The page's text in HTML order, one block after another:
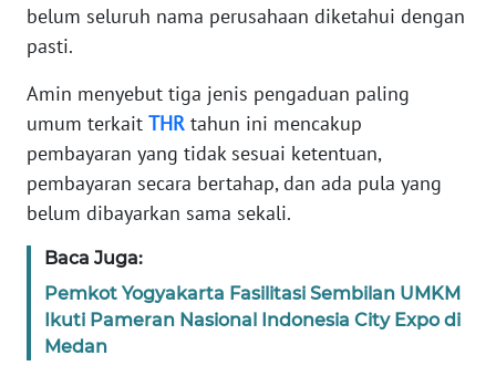
belum seluruh nama perusahaan diketahui dengan
pasti.
Amin menyebut tiga jenis pengaduan paling
umum terkait THR tahun ini mencakup
pembayaran yang tidak sesuai ketentuan,
pembayaran secara bertahap, dan ada pula yang
belum dibayarkan sama sekali.
Baca Juga:
Pemkot Yogyakarta Fasilitasi Sembilan UMKM
Ikuti Pameran Nasional Indonesia City Expo di
Medan
PAPUA
WN
RIAU
WN
WN
JAMBI